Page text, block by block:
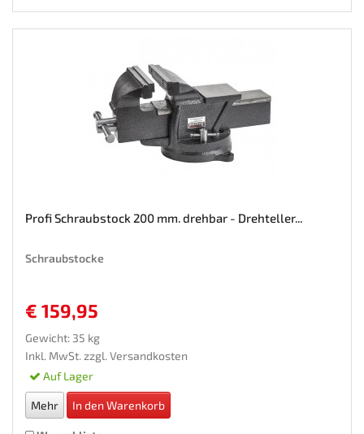
Profi Schraubstock 200 mm. drehbar - Drehteller...
Schraubstocke
€ 159,95
Gewicht: 35 kg
Inkl. MwSt. zzgl. Versandkosten
Auf Lager
Mehr In den Warenkorb